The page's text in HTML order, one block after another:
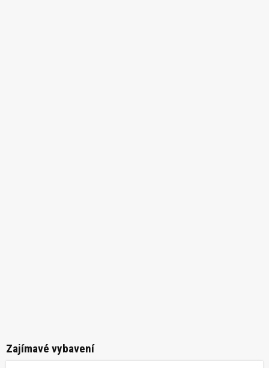
Zajímavé vybavení